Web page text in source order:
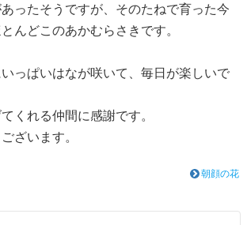
ったそうですが、そのたねで育った今
んどこのあかむらさきです。
っぱいはなが咲いて、毎日が楽しいで
くれる仲間に感謝です。
ざいます。
朝顔の花